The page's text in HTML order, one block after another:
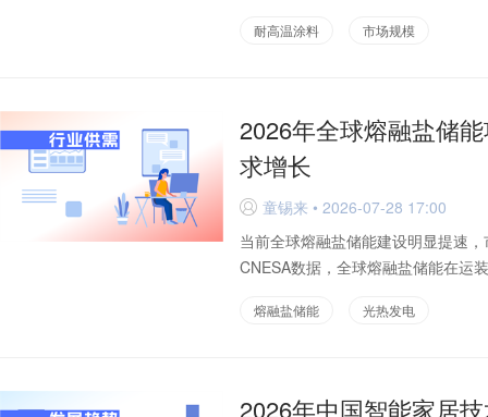
耐高温涂料 市场规模
2026年全球熔融盐储
求增长
D 童锡来 • 2026-07-28 17:00
当前全球熔融盐储能建设明显提速
CNESA数据，全球熔融盐储能在运
熔融盐储能 光热发电
2026年中国智能家居